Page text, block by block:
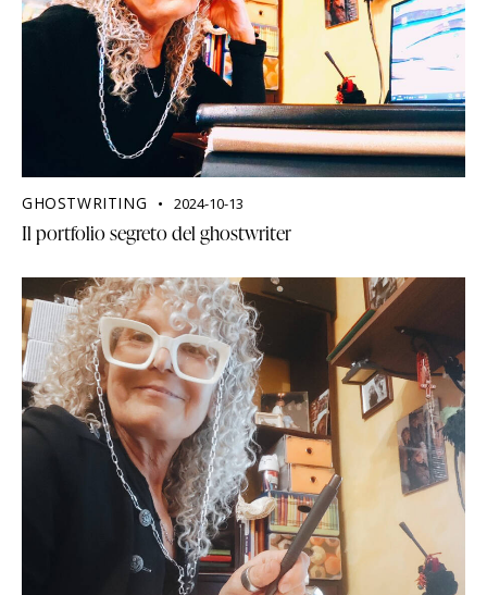
GHOSTWRITING 2024-10-13
Il portfolio segreto del ghostwriter